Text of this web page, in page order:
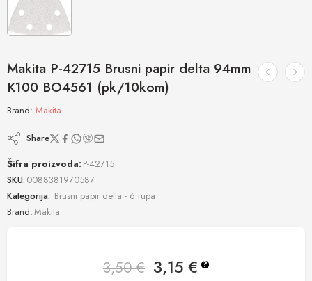
Makita P-42715 Brusni papir delta 94mm
K100 BO4561 (pk/10kom)
Brand: Makita
Share
Šifra proizvoda: P-42715
SKU: 0088381970587
Kategorija: Brusni papir delta - 6 rupa
Brand:Makita
3,50€ 3,15 € ?